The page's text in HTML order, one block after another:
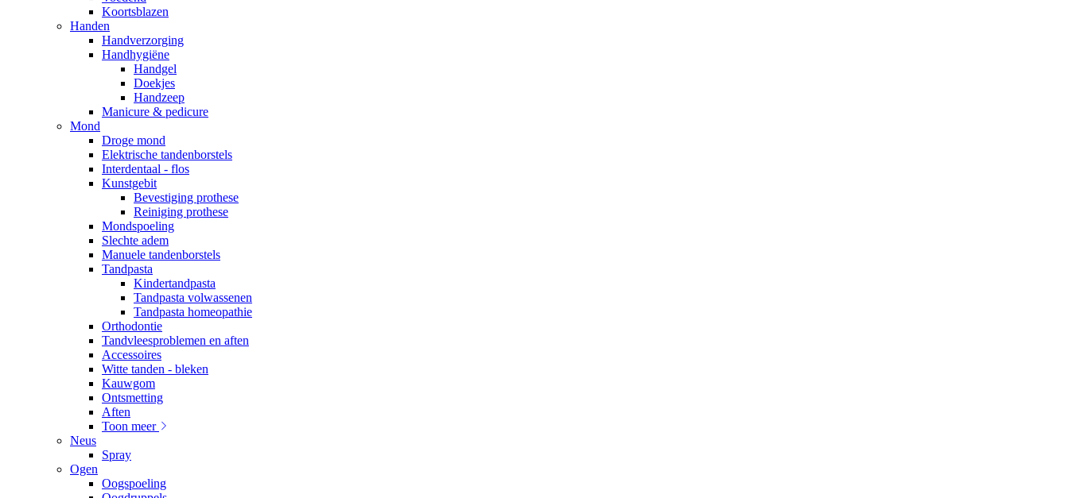
Koortsblazen
Handen
Handverzorging
Handhygiëne
Handgel
Doekjes
Handzeep
Manicure & pedicure
Mond
Droge mond
Elektrische tandenborstels
Interdentaal - flos
Kunstgebit
Bevestiging prothese
Reiniging prothese
Mondspoeling
Slechte adem
Manuele tandenborstels
Tandpasta
Kindertandpasta
Tandpasta volwassenen
Tandpasta homeopathie
Orthodontie
Tandvleesproblemen en aften
Accessoires
Witte tanden - bleken
Kauwgom
Ontsmetting
Aften
Toon meer
Neus
Spray
Ogen
Oogspoeling